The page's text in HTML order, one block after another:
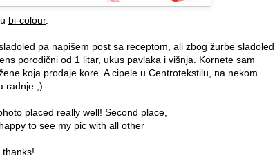
bi-colour.
pa napišem post sa receptom, ali zbog žurbe sladoled
porodični od 1 litar, ukus pavlaka i višnja. Kornete sam
koja prodaje kore. A cipele u Centrotekstilu, na nekom
radnje ;)
placed really well! Second place,
to see my pic with all other